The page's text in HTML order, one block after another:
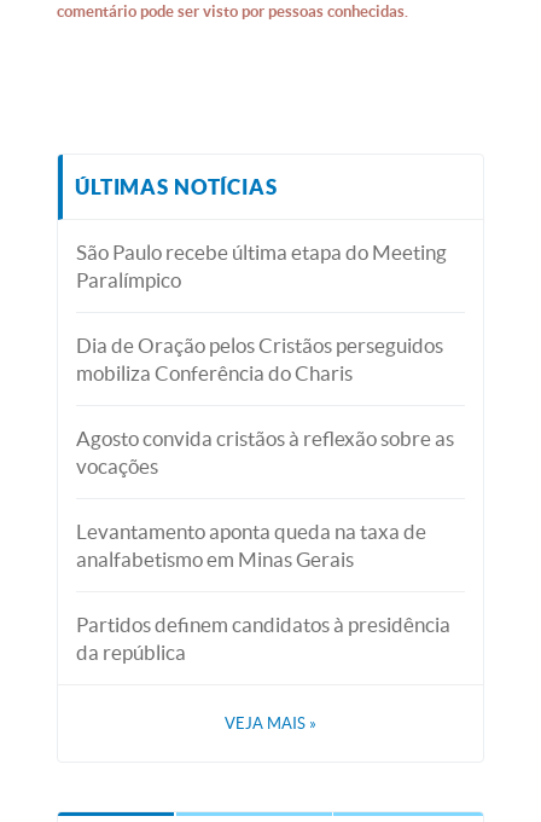
comentário pode ser visto por pessoas conhecidas.
ÚLTIMAS NOTÍCIAS
São Paulo recebe última etapa do Meeting
Paralímpico
Dia de Oração pelos Cristãos perseguidos
mobiliza Conferência do Charis
Agosto convida cristãos à reflexão sobre as
vocações
Levantamento aponta queda na taxa de
analfabetismo em Minas Gerais
Partidos definem candidatos à presidência
da república
VEJA MAIS »